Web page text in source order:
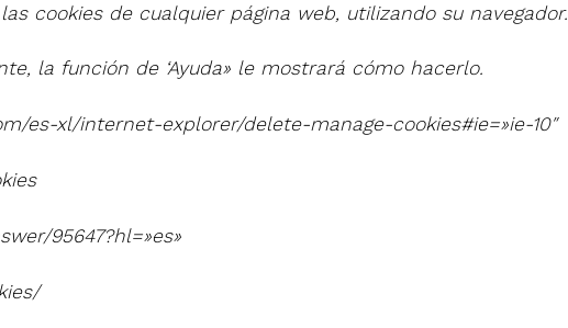
cookies de cualquier página web, utilizando su navegador.
la función de ‘Ayuda» le mostrará cómo hacerlo.
es-xl/internet-explorer/delete-manage-cookies#ie=»ie-10″
95647?hl=»es»